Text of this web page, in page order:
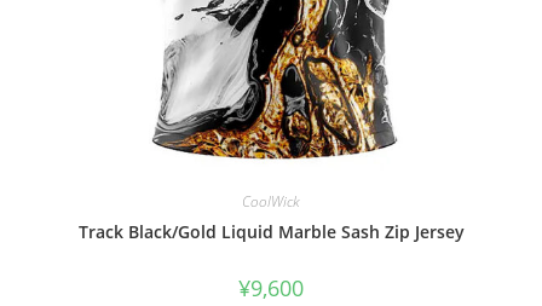
CoolWick
Track Black/Gold Liquid Marble Sash Zip Jersey
¥9,600